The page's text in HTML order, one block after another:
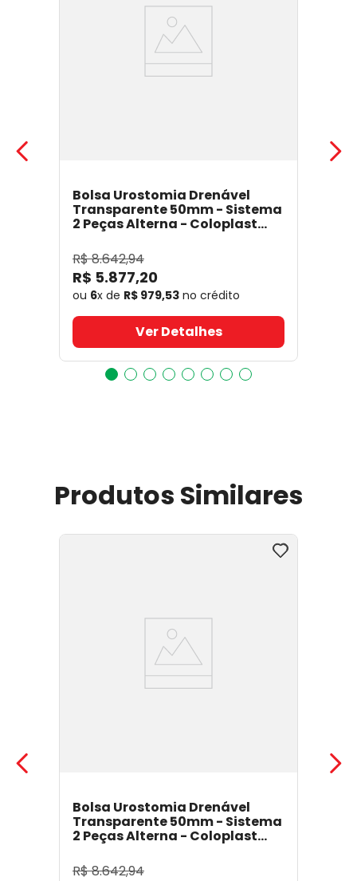
Bolsa Urostomia Drenável
Transparente 50mm - Sistema
2 Peças Alterna - Coloplast
R$8.642,94
R$ 5.877,20
ou 6x de R$ 979,53 no crédito
Ver Detalhes
Produtos Similares
Bolsa Urostomia Drenável
Transparente 50mm - Sistema
2 Peças Alterna - Coloplast
R$8.642,94